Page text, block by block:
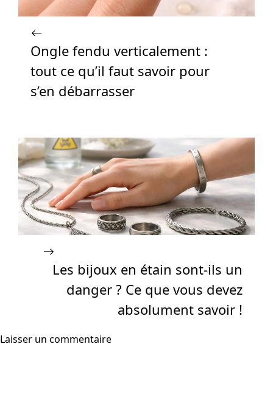
Ongle fendu verticalement :
tout ce qu’il faut savoir pour
s’en débarrasser
Les bijoux en étain sont-ils un
danger ? Ce que vous devez
absolument savoir !
Laisser un commentaire